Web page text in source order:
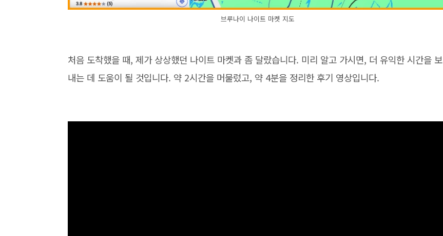
브루나이 나이트 마켓 지도
처음 도착했을 때, 제가 상상했던 나이트 마켓과 좀 달랐습니다. 미리 알고 가시면, 더 유익한 시간을 보
내는 데 도움이 될 것입니다. 약 2시간을 머물렀고, 약 4분을 정리한 후기 영상입니다.